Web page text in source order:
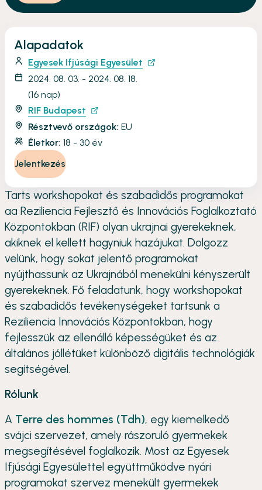
Tarts workshopokat és szabadidős programokat
aa Reziliencia Fejlesztő és Innovációs Foglalkoztató
Központokban (RIF) olyan ukrajnai gyerekeknek,
akiknek el kellett hagyniuk hazájukat. Dolgozz
velünk, hogy sokat jelentő programokat
nyújthassunk az Ukrajnából menekülni kényszerült
gyerekeknek. Fő feladatunk, hogy workshopokat
és szabadidős tevékenységeket tartsunk a
Reziliencia Innovációs Központokban, hogy
fejlesszük az ellenálló képességüket és az
általános jóllétüket különböző digitális technológiák
segítségével.
Rólunk
A Terre des hommes (Tdh), egy kiemelkedő
svájci szervezet, amely rászoruló gyermekek
megsegítésével foglalkozik. Most az Egyesek
Ifjúsági Egyesülettel együttműködve nyári
programokat szervez menekült gyermekek
Alapadatok
Egyesek Ifjúsági Egyesület
2024. 08. 03. - 2024. 08. 18.
(16 nap)
RIF Budapest
Résztvevő országok: EU
Életkor: 18 - 30 év
Jelentkezés